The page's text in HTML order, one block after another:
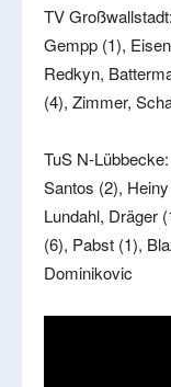
TV
Gempp (1),
Redkyn,
(4), Zimmer,
TuS N-
Santos (2),
Lundahl, Dräger
(6), Pabst (1),
Dominikovic